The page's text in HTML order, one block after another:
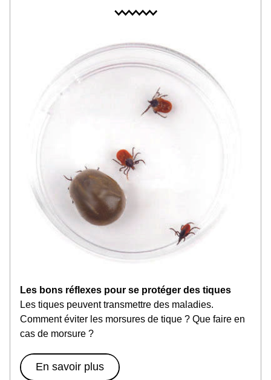
Les bons réflexes pour se protéger des tiques
Les tiques peuvent transmettre des maladies.
Comment éviter les morsures de tique ? Que faire en
cas de morsure ?
En savoir plus